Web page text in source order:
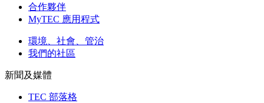
合作夥伴
MyTEC 應用程式
環境、社會、管治
我們的社區
新聞及媒體
TEC 部落格